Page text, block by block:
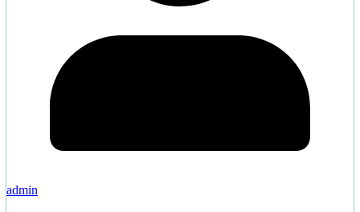
admin